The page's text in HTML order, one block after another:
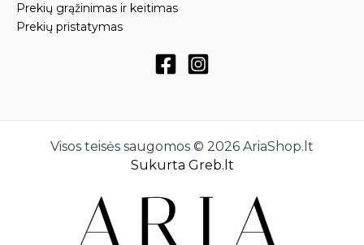
Prekių grąžinimas ir keitimas
Prekių pristatymas
Visos teisės saugomos © 2026 AriaShop.lt
Sukurta Greb.lt